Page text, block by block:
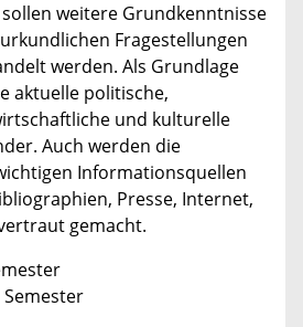
weitere Grundkenntnisse
Fragestellungen
werden. Als Grundlage
aktuelle politische,
und kulturelle
Auch werden die
Informationsquellen
Presse, Internet,
gemacht.
Semester